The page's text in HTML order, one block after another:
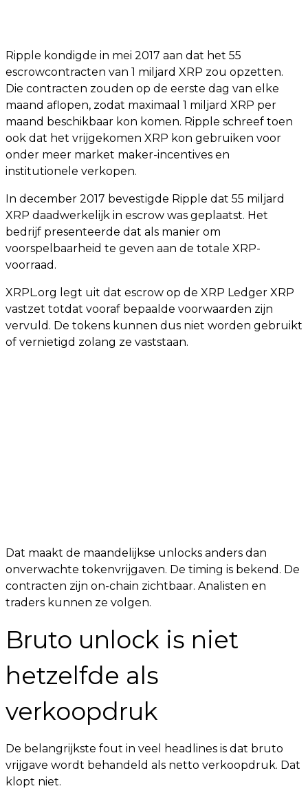
Ripple kondigde in mei 2017 aan dat het 55
escrowcontracten van 1 miljard XRP zou opzetten.
Die contracten zouden op de eerste dag van elke
maand aflopen, zodat maximaal 1 miljard XRP per
maand beschikbaar kon komen. Ripple schreef toen
ook dat het vrijgekomen XRP kon gebruiken voor
onder meer market maker-incentives en
institutionele verkopen.
In december 2017 bevestigde Ripple dat 55 miljard
XRP daadwerkelijk in escrow was geplaatst. Het
bedrijf presenteerde dat als manier om
voorspelbaarheid te geven aan de totale XRP-
voorraad.
XRPL.org legt uit dat escrow op de XRP Ledger XRP
vastzet totdat vooraf bepaalde voorwaarden zijn
vervuld. De tokens kunnen dus niet worden gebruikt
of vernietigd zolang ze vaststaan.
Dat maakt de maandelijkse unlocks anders dan
onverwachte tokenvrijgaven. De timing is bekend. De
contracten zijn on-chain zichtbaar. Analisten en
traders kunnen ze volgen.
Bruto unlock is niet
hetzelfde als
verkoopdruk
De belangrijkste fout in veel headlines is dat bruto
vrijgave wordt behandeld als netto verkoopdruk. Dat
klopt niet.